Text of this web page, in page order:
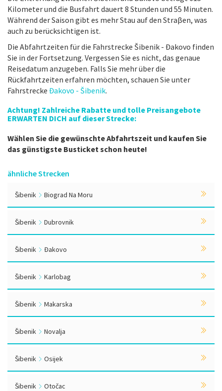
Kilometer und die Busfahrt dauert 8 Stunden und 55 Minuten.
Während der Saison gibt es mehr Stau auf den Straβen, was
auch zu berücksichtigen ist.
Die Abfahrtzeiten für die Fahrstrecke Šibenik - Đakovo finden
Sie in der Fortsetzung. Vergessen Sie es nicht, das genaue
Reisedatum anzugeben. Falls Sie mehr über die
Rückfahrtzeiten erfahren möchten, schauen Sie unter
Fahrstrecke Đakovo - Šibenik.
Achtung! Zahlreiche Rabatte und tolle Preisangebote
ERWARTEN DICH auf dieser Strecke:
Wählen Sie die gewünschte Abfahrtszeit und kaufen Sie
das günstigste Busticket schon heute!
ähnliche Strecken
Šibenik Biograd Na Moru
Šibenik Dubrovnik
Šibenik Đakovo
Šibenik Karlobag
Šibenik Makarska
Šibenik Novalja
Šibenik Osijek
Šibenik Otočac